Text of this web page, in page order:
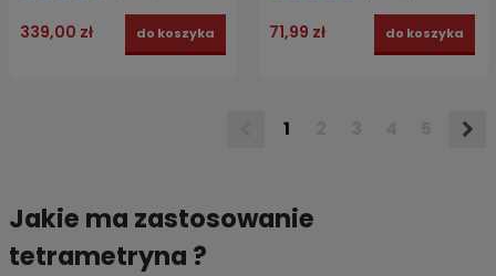
339,00 zł do koszyka 71,99 zł do koszyka
1
Jakie ma zastosowanie
tetrametryna ?